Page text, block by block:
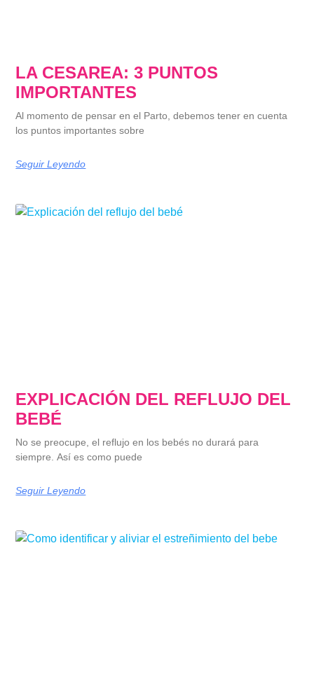
LA CESAREA: 3 PUNTOS
IMPORTANTES
Al momento de pensar en el Parto, debemos tener en cuenta
los puntos importantes sobre
Seguir Leyendo
EXPLICACIÓN DEL REFLUJO DEL
BEBÉ
No se preocupe, el reflujo en los bebés no durará para
siempre. Así es como puede
Seguir Leyendo